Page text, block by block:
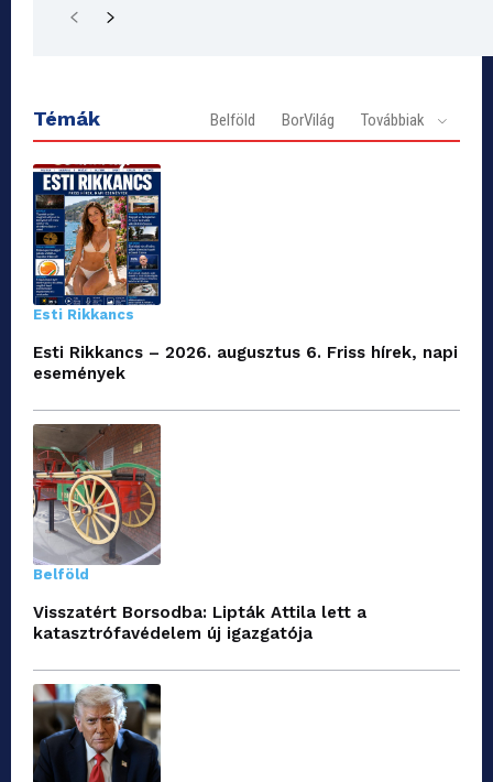
Témák Belföld BorVilág Továbbiak
Esti Rikkancs
Esti Rikkancs – 2026. augusztus 6. Friss hírek, napi
események
Belföld
Visszatért Borsodba: Lipták Attila lett a
katasztrófavédelem új igazgatója